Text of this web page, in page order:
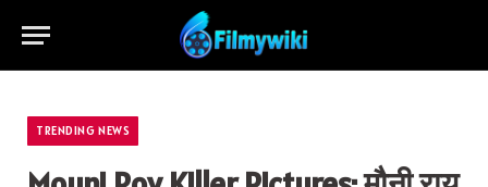
TRENDING NEWS